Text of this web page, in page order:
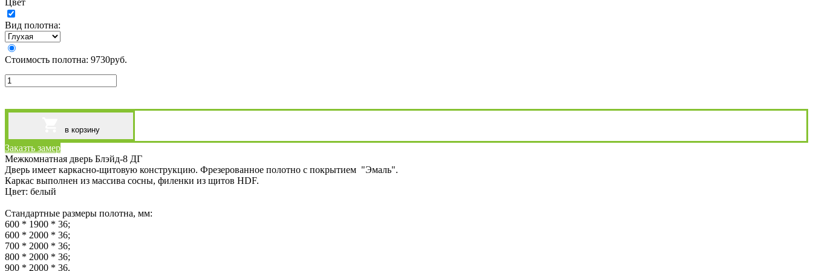
Вид полотна:
Стоимость полотна: 9730руб.
в корзину
Заказть замер
Межкомнатная дверь Блэйд-8 ДГ
Дверь имеет каркасно-щитовую конструкцию. Фрезерованное полотно с покрытием "Эмаль".
Каркас выполнен из массива сосны, филенки из щитов HDF.
Цвет: белый
Стандартные размеры полотна, мм:
600 * 1900 * 36;
600 * 2000 * 36;
700 * 2000 * 36;
800 * 2000 * 36;
900 * 2000 * 36.